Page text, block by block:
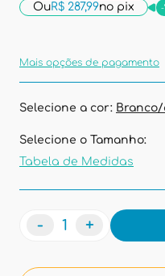
OuR$ 287,99no pix -
Mais opções de pagamento
Selecione a cor:
Selecione o Tamanho:
Tabela de Medidas
- +